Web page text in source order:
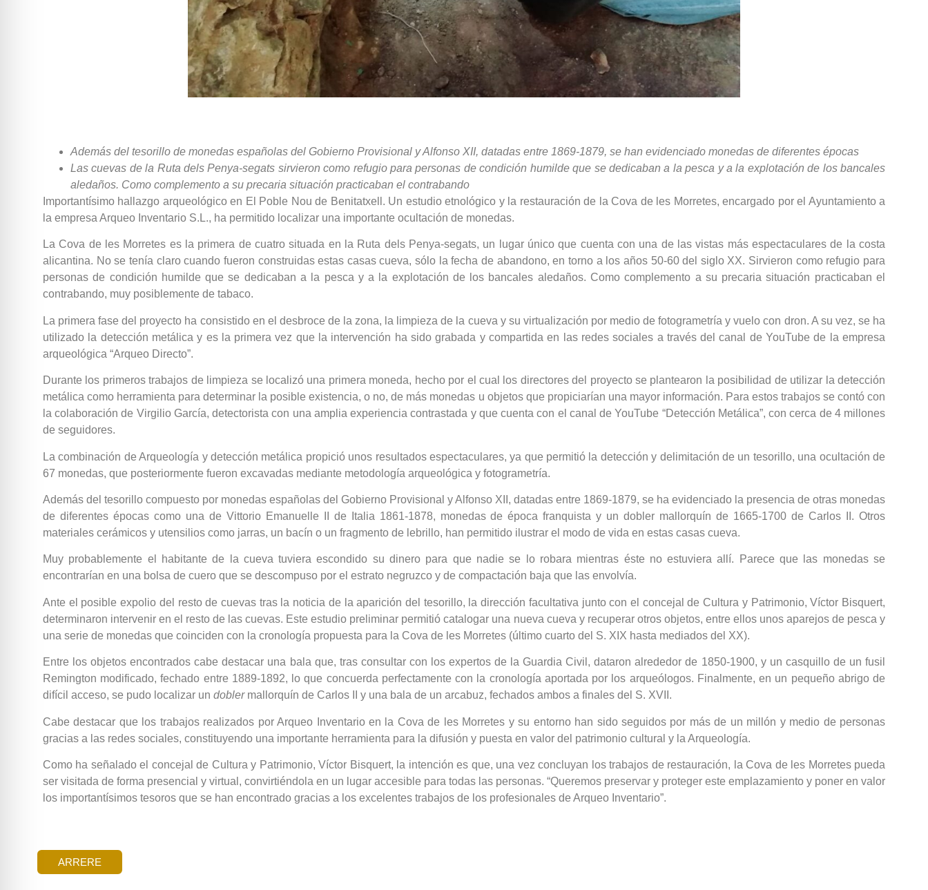
Además del tesorillo de monedas españolas del Gobierno Provisional y Alfonso XII, datadas entre 1869-1879, se han evidenciado monedas de diferentes épocas
Las cuevas de la Ruta dels Penya-segats sirvieron como refugio para personas de condición humilde que se dedicaban a la pesca y a la explotación de los bancales
aledaños. Como complemento a su precaria situación practicaban el contrabando
Importantísimo hallazgo arqueológico en El Poble Nou de Benitatxell. Un estudio etnológico y la restauración de la Cova de les Morretes, encargado por el Ayuntamiento a
la empresa Arqueo Inventario S.L., ha permitido localizar una importante ocultación de monedas.
La Cova de les Morretes es la primera de cuatro situada en la Ruta dels Penya-segats, un lugar único que cuenta con una de las vistas más espectaculares de la costa
alicantina. No se tenía claro cuando fueron construidas estas casas cueva, sólo la fecha de abandono, en torno a los años 50-60 del siglo XX. Sirvieron como refugio para
personas de condición humilde que se dedicaban a la pesca y a la explotación de los bancales aledaños. Como complemento a su precaria situación practicaban el
contrabando, muy posiblemente de tabaco.
La primera fase del proyecto ha consistido en el desbroce de la zona, la limpieza de la cueva y su virtualización por medio de fotogrametría y vuelo con dron. A su vez, se ha
utilizado la detección metálica y es la primera vez que la intervención ha sido grabada y compartida en las redes sociales a través del canal de YouTube de la empresa
arqueológica “Arqueo Directo”.
Durante los primeros trabajos de limpieza se localizó una primera moneda, hecho por el cual los directores del proyecto se plantearon la posibilidad de utilizar la detección
metálica como herramienta para determinar la posible existencia, o no, de más monedas u objetos que propiciarían una mayor información. Para estos trabajos se contó con
la colaboración de Virgilio García, detectorista con una amplia experiencia contrastada y que cuenta con el canal de YouTube “Detección Metálica”, con cerca de 4 millones
de seguidores.
La combinación de Arqueología y detección metálica propició unos resultados espectaculares, ya que permitió la detección y delimitación de un tesorillo, una ocultación de
67 monedas, que posteriormente fueron excavadas mediante metodología arqueológica y fotogrametría.
Además del tesorillo compuesto por monedas españolas del Gobierno Provisional y Alfonso XII, datadas entre 1869-1879, se ha evidenciado la presencia de otras monedas
de diferentes épocas como una de Vittorio Emanuelle II de Italia 1861-1878, monedas de época franquista y un dobler mallorquín de 1665-1700 de Carlos II. Otros
materiales cerámicos y utensilios como jarras, un bacín o un fragmento de lebrillo, han permitido ilustrar el modo de vida en estas casas cueva.
Muy probablemente el habitante de la cueva tuviera escondido su dinero para que nadie se lo robara mientras éste no estuviera allí. Parece que las monedas se
encontrarían en una bolsa de cuero que se descompuso por el estrato negruzco y de compactación baja que las envolvía.
Ante el posible expolio del resto de cuevas tras la noticia de la aparición del tesorillo, la dirección facultativa junto con el concejal de Cultura y Patrimonio, Víctor Bisquert,
determinaron intervenir en el resto de las cuevas. Este estudio preliminar permitió catalogar una nueva cueva y recuperar otros objetos, entre ellos unos aparejos de pesca y
una serie de monedas que coinciden con la cronología propuesta para la Cova de les Morretes (último cuarto del S. XIX hasta mediados del XX).
Entre los objetos encontrados cabe destacar una bala que, tras consultar con los expertos de la Guardia Civil, dataron alrededor de 1850-1900, y un casquillo de un fusil
Remington modificado, fechado entre 1889-1892, lo que concuerda perfectamente con la cronología aportada por los arqueólogos. Finalmente, en un pequeño abrigo de
difícil acceso, se pudo localizar un doblermallorquín de Carlos II y una bala de un arcabuz, fechados ambos a finales del S. XVII.
Cabe destacar que los trabajos realizados por Arqueo Inventario en la Cova de les Morretes y su entorno han sido seguidos por más de un millón y medio de personas
gracias a las redes sociales, constituyendo una importante herramienta para la difusión y puesta en valor del patrimonio cultural y la Arqueología.
Como ha señalado el concejal de Cultura y Patrimonio, Víctor Bisquert, la intención es que, una vez concluyan los trabajos de restauración, la Cova de les Morretes pueda
ser visitada de forma presencial y virtual, convirtiéndola en un lugar accesible para todas las personas. “Queremos preservar y proteger este emplazamiento y poner en valor
los importantísimos tesoros que se han encontrado gracias a los excelentes trabajos de los profesionales de Arqueo Inventario”.
ARRERE